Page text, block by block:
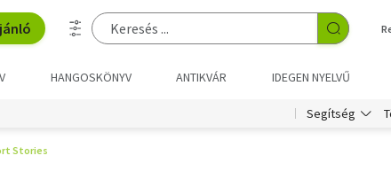
HANGOSKÖNYV ANTIKVÁR IDEGEN NYELVŰ
Segítség
Stories